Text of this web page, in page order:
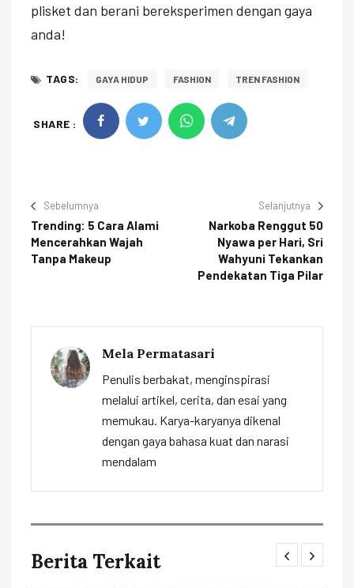
plisket dan berani bereksperimen dengan gaya
anda!
TAGS: GAYA HIDUP FASHION TREN FASHION
SHARE :
Sebelumnya
Trending: 5 Cara Alami
Mencerahkan Wajah
Tanpa Makeup
Selanjutnya
Narkoba Renggut 50
Nyawa per Hari, Sri
Wahyuni Tekankan
Pendekatan Tiga Pilar
Mela Permatasari
Penulis berbakat, menginspirasi
melalui artikel, cerita, dan esai yang
memukau. Karya-karyanya dikenal
dengan gaya bahasa kuat dan narasi
mendalam
Berita Terkait